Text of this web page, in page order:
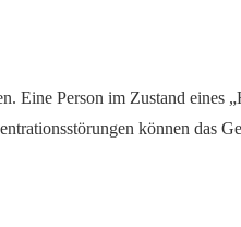
Eine Person im Zustand eines
können das